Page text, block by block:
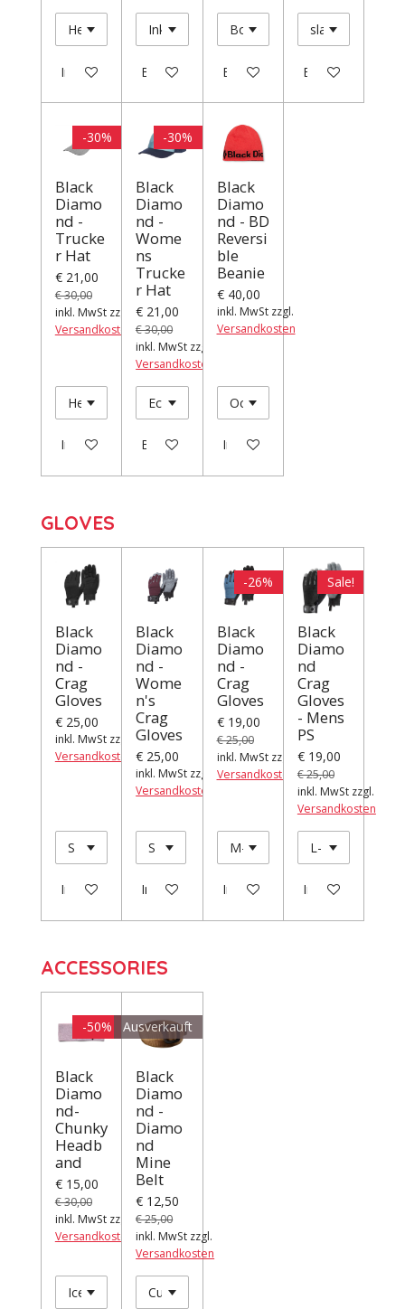
In den WarenkorbBei Verfügbarkeit benachrichtigen
Bei Verfügbarkeit
Bei
-30%
Black
Diamo
nd -
Trucke
r Hat
€ 21,00
€ 30,00
inkl. MwSt zzgl.
Versandkosten
In den Warenkorb
-30%
Black
Diamo
nd -
Wome
ns
Trucke
r Hat
€ 21,00
€ 30,00
inkl. MwSt zzgl.
Versandkosten
Bei Verfügbarkeit benachrichtigen
Black
Diamo
nd - BD
Reversi
ble
Beanie
€ 40,00
inkl. MwSt zzgl.
Versandkosten
In den Warenkorb
GLOVES
Black
Diamo
nd -
Crag
Gloves
€ 25,00
inkl. MwSt zzgl.
Versandkosten
In den Warenkorb
Black
Diamo
nd -
Wome
n's
Crag
Gloves
€ 25,00
inkl. MwSt zzgl.
Versandkosten
In den Warenkorb
-26%
Black
Diamo
nd -
Crag
Gloves
€ 19,00
€ 25,00
inkl. MwSt zzgl.
Versandkosten
In den Warenkorb
Sale!
Black
Diamo
nd
Crag
Gloves
- Mens
PS
€ 19,00
€ 25,00
inkl. MwSt zzgl.
Versandkosten
In den
ACCESSORIES
-50%
Black
Diamo
nd-
Chunky
Headb
and
€ 15,00
€ 30,00
inkl. MwSt zzgl.
Versandkosten
Ausverkauft
Black
Diamo
nd -
Diamo
nd
Mine
Belt
€ 12,50
€ 25,00
inkl. MwSt zzgl.
Versandkosten